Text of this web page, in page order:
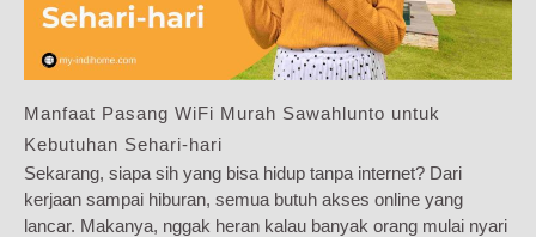
Manfaat Pasang WiFi Murah Sawahlunto untuk
Kebutuhan Sehari-hari
Sekarang, siapa sih yang bisa hidup tanpa internet? Dari
kerjaan sampai hiburan, semua butuh akses online yang
lancar. Makanya, nggak heran kalau banyak orang mulai nyari